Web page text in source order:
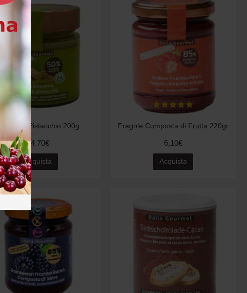
Crema di Pistacchio 200g
14,70€
Acquista
Fragole Composta di Frutta 220gr
6,10€
Acquista